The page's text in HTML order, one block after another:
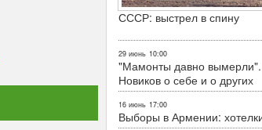
СССР: выстрел в спину
29 июнь 10:00
"Мамонты давно
Новиков о себе и о других
16 июнь 17:00
Выборы в Армении: